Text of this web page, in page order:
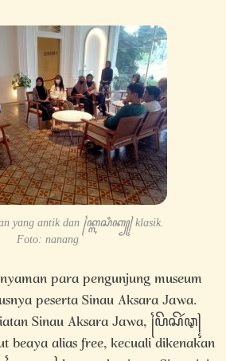
yang antik dan ꧌ꦏ꧀ꦭꦱꦶꦏ꧀꧍ klasik.
Foto: nanang
para pengunjung museum
peserta Sinau Aksara Jawa.
Sinau Aksara Jawa, ꧌ꦥꦼꦱꦼꦂꦡ꧍
beaya alias free, kecuali dikenakan